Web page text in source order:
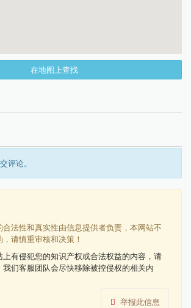
在地图上查找
评论。
法性和真实性由信息提供者负责，本网站不
请慎重审核和决策！
上有侵犯您的知识产权或合法权益的内容，请
我们客服团队会尽快移除被控侵权的相关内
举报此信息